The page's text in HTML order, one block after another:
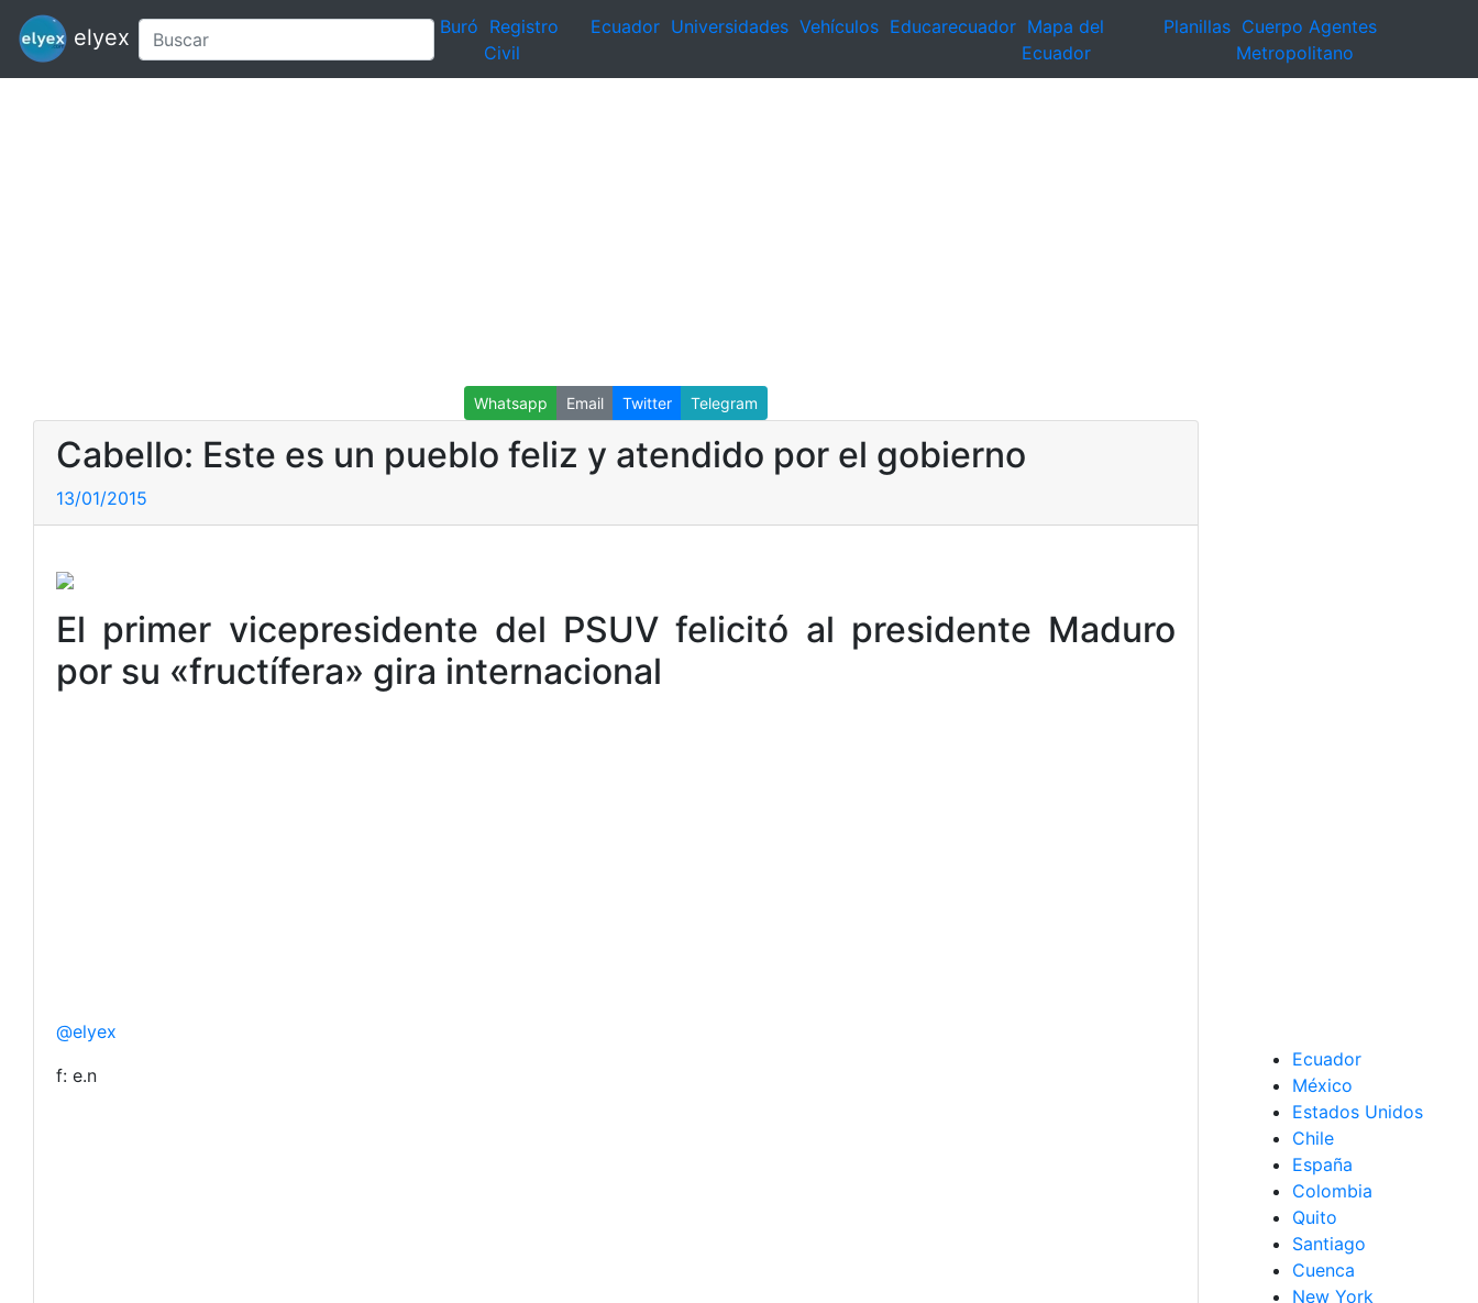
elyex Buró Registro
Civil
Ecuador Universidades Vehículos Educarecuador Mapa del
Ecuador
Planillas Cuerpo Agentes
Metropolitano
Whatsapp Email Twitter Telegram
Cabello: Este es un pueblo feliz y atendido por el gobierno
13/01/2015
El primer vicepresidente del PSUV felicitó al presidente Maduro
por su «fructífera» gira internacional
@elyex
f: e.n
Ecuador
México
Estados Unidos
Chile
España
Colombia
Quito
Santiago
Cuenca
New York